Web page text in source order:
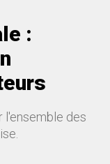
:
l'ensemble des